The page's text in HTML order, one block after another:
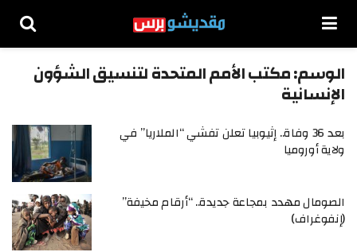
الوسم:مكتب الأمم المتحدة لتنسيق الشؤون
الإنسانية
بعد 36 وفاة.. إثيوبيا تعلن تفشي “الملاريا” في
ولاية أوروميا
الصومال مهدد بمجاعة جديدة.. “أرقام مخيفة”
(إنفوغراف)